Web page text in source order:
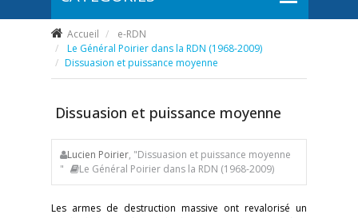
Accueil
e-RDN
Le Général Poirier dans la RDN (1968-2009)
Dissuasion et puissance moyenne
Dissuasion et puissance moyenne
Lucien Poirier, "Dissuasion et puissance moyenne
"
Le Général Poirier dans la RDN (1968-2009)
Les armes de destruction massive ont revalorisé un